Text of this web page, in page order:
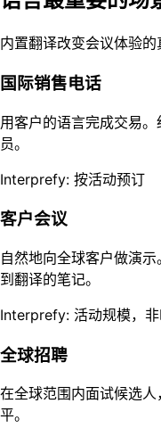
内置翻译改变会议体验的
国际销售电话
用客户的语言完成交易
员。
Interprefy: 按活动预订
客户会议
自然地向全球客户做演
到翻译的笔记。
Interprefy: 活动规模，
全球招聘
在全球范围内面试候选
平。